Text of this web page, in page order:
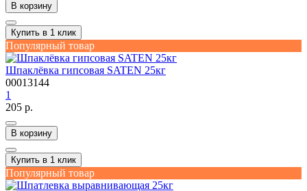
В корзину
Купить в 1 клик
Популярный товар
Шпаклёвка гипсовая SATEN 25кг
00013144
1
205 р.
В корзину
Купить в 1 клик
Популярный товар